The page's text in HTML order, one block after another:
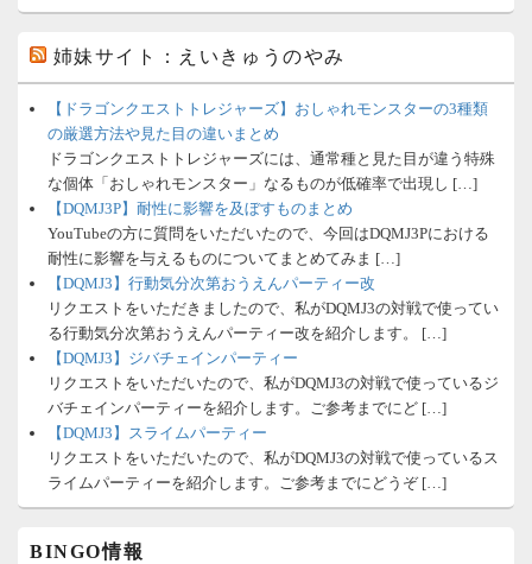
姉妹サイト：えいきゅうのやみ
【ドラゴンクエストトレジャーズ】おしゃれモンスターの3種類
の厳選方法や見た目の違いまとめ
ドラゴンクエストトレジャーズには、通常種と見た目が違う特殊
な個体「おしゃれモンスター」なるものが低確率で出現し […]
【DQMJ3P】耐性に影響を及ぼすものまとめ
YouTubeの方に質問をいただいたので、今回はDQMJ3Pにおける
耐性に影響を与えるものについてまとめてみま […]
【DQMJ3】行動気分次第おうえんパーティー改
リクエストをいただきましたので、私がDQMJ3の対戦で使ってい
る行動気分次第おうえんパーティー改を紹介します。 […]
【DQMJ3】ジバチェインパーティー
リクエストをいただいたので、私がDQMJ3の対戦で使っているジ
バチェインパーティーを紹介します。ご参考までにど […]
【DQMJ3】スライムパーティー
リクエストをいただいたので、私がDQMJ3の対戦で使っているス
ライムパーティーを紹介します。ご参考までにどうぞ […]
BINGO情報